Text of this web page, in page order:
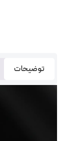
توضیحات